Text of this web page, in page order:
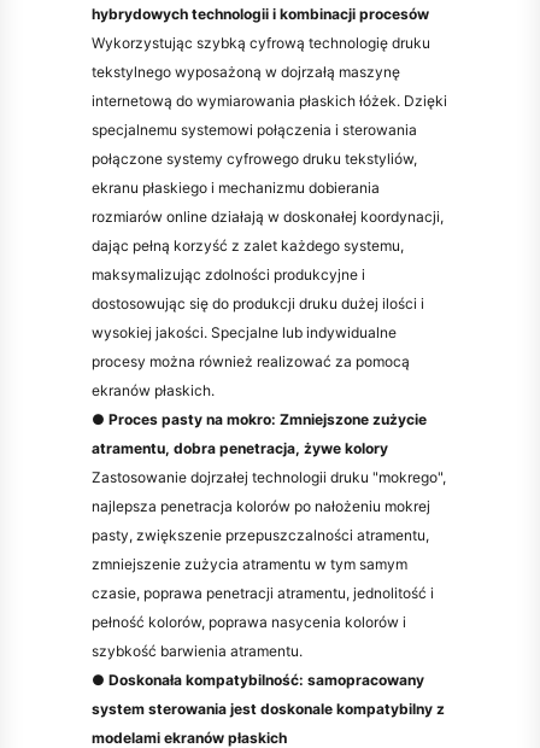
hybrydowych technologii i kombinacji procesów
Wykorzystując szybką cyfrową technologię druku
tekstylnego wyposażoną w dojrzałą maszynę
internetową do wymiarowania płaskich łóżek. Dzięki
specjalnemu systemowi połączenia i sterowania
połączone systemy cyfrowego druku tekstyliów,
ekranu płaskiego i mechanizmu dobierania
rozmiarów online działają w doskonałej koordynacji,
dając pełną korzyść z zalet każdego systemu,
maksymalizując zdolności produkcyjne i
dostosowując się do produkcji druku dużej ilości i
wysokiej jakości. Specjalne lub indywidualne
procesy można również realizować za pomocą
ekranów płaskich.
● Proces pasty na mokro: Zmniejszone zużycie
atramentu, dobra penetracja, żywe kolory
Zastosowanie dojrzałej technologii druku "mokrego",
najlepsza penetracja kolorów po nałożeniu mokrej
pasty, zwiększenie przepuszczalności atramentu,
zmniejszenie zużycia atramentu w tym samym
czasie, poprawa penetracji atramentu, jednolitość i
pełność kolorów, poprawa nasycenia kolorów i
szybkość barwienia atramentu.
● Doskonała kompatybilność: samopracowany
system sterowania jest doskonale kompatybilny z
modelami ekranów płaskich